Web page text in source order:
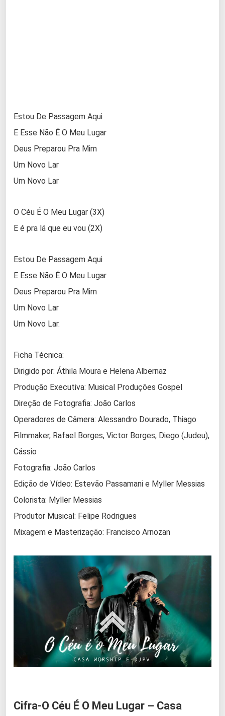
Estou De Passagem Aqui
E Esse Não É O Meu Lugar
Deus Preparou Pra Mim
Um Novo Lar
Um Novo Lar
O Céu É O Meu Lugar (3X)
E é pra lá que eu vou (2X)
Estou De Passagem Aqui
E Esse Não É O Meu Lugar
Deus Preparou Pra Mim
Um Novo Lar
Um Novo Lar.
Ficha Técnica:
Dirigido por: Áthila Moura e Helena Albernaz
Produção Executiva: Musical Produções Gospel
Direção de Fotografia: João Carlos
Operadores de Câmera: Alessandro Dourado, Thiago
Filmmaker, Rafael Borges, Victor Borges, Diego (Judeu),
Cássio
Fotografia: João Carlos
Edição de Vídeo: Estevão Passamani e Myller Messias
Colorista: Myller Messias
Produtor Musical: Felipe Rodrigues
Mixagem e Masterização: Francisco Arnozan
Cifra-O Céu É O Meu Lugar – Casa